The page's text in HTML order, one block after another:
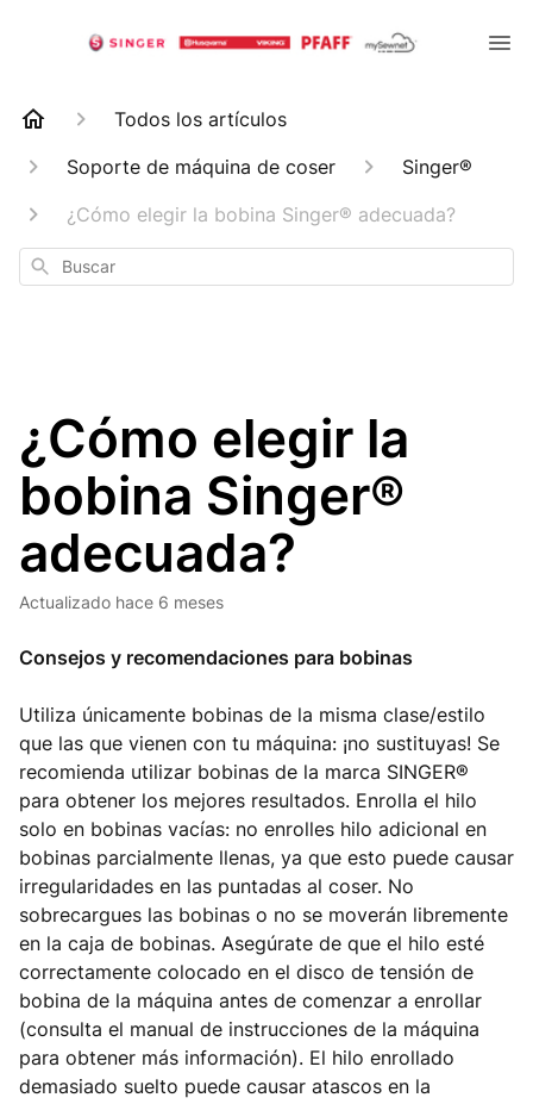
Todos los artículos
Soporte de máquina de coser
Singer®
¿Cómo elegir la bobina Singer® adecuada?
Buscar
¿Cómo elegir la
bobina Singer®
adecuada?
Actualizado hace 6 meses
Consejos y recomendaciones para bobinas
Utiliza únicamente bobinas de la misma clase/estilo
que las que vienen con tu máquina: ¡no sustituyas! Se
recomienda utilizar bobinas de la marca SINGER®
para obtener los mejores resultados. Enrolla el hilo
solo en bobinas vacías: no enrolles hilo adicional en
bobinas parcialmente llenas, ya que esto puede causar
irregularidades en las puntadas al coser. No
sobrecargues las bobinas o no se moverán libremente
en la caja de bobinas. Asegúrate de que el hilo esté
correctamente colocado en el disco de tensión de
bobina de la máquina antes de comenzar a enrollar
(consulta el manual de instrucciones de la máquina
para obtener más información). El hilo enrollado
demasiado suelto puede causar atascos en la